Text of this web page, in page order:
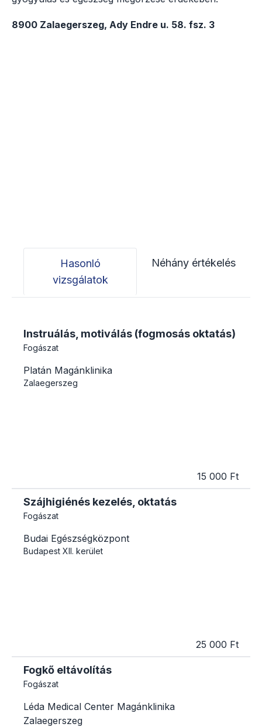
8900 Zalaegerszeg, Ady Endre u. 58. fsz. 3
Hasonló
vizsgálatok
Néhány értékelés
Instruálás, motiválás (fogmosás oktatás)
Fogászat
Platán Magánklinika
Zalaegerszeg
15 000 Ft
Szájhigiénés kezelés, oktatás
Fogászat
Budai Egészségközpont
Budapest XII. kerület
25 000 Ft
Fogkő eltávolítás
Fogászat
Léda Medical Center Magánklinika
Zalaegerszeg